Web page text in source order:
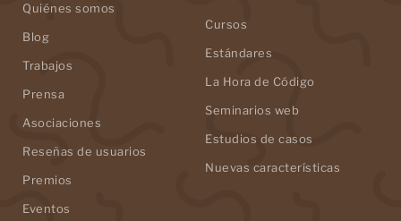
Quiénes somos
Blog
Trabajos
Prensa
Asociaciones
Reseñas de usuarios
Premios
Eventos
Cursos
Estándares
La Hora de Código
Seminarios web
Estudios de casos
Nuevas características